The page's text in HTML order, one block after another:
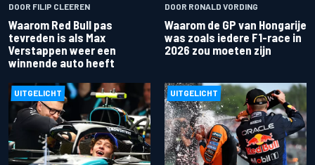
DOOR FILIP CLEEREN
Waarom Red Bull pas
tevreden is als Max
Verstappen weer een
winnende auto heeft
DOOR RONALD VORDING
Waarom de GP van Hongarije
was zoals iedere F1-race in
2026 zou moeten zijn
UITGELICHT UITGELICHT